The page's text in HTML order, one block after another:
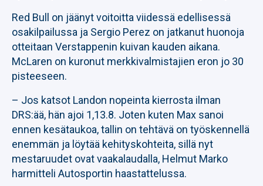
Red Bull on jäänyt voitoitta viidessä edellisessä
osakilpailussa ja Sergio Perez on jatkanut huonoja
otteitaan Verstappenin kuivan kauden aikana.
McLaren on kuronut merkkivalmistajien eron jo 30
pisteeseen.
– Jos katsot Landon nopeinta kierrosta ilman
DRS:ää, hän ajoi 1,13.8. Joten kuten Max sanoi
ennen kesätaukoa, tallin on tehtävä on työskennellä
enemmän ja löytää kehityskohteita, sillä nyt
mestaruudet ovat vaakalaudalla, Helmut Marko
harmitteli Autosportin haastattelussa.